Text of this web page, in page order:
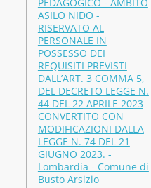
ASILO NIDO -
RISERVATO AL
PERSONALE IN
POSSESSO DEI
REQUISITI PREVISTI
DALL’ART. 3 COMMA 5,
DEL DECRETO LEGGE N.
44 DEL 22 APRILE 2023
CONVERTITO CON
MODIFICAZIONI DALLA
LEGGE N. 74 DEL 21
GIUGNO 2023. -
Lombardia - Comune di
Busto Arsizio